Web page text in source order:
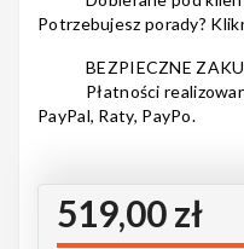
Prezenty
Notes
Potrzebujesz porady?
BEZPIECZNE
Płatności
PayPal, Raty, PayPo.
519,00 zł